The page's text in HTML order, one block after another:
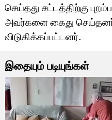
செய்தது சட்டத்திற்கு
அவர்களை கைது
விடுகிக்கப்பட்டனர்.
இதையும் படியுங்கள்